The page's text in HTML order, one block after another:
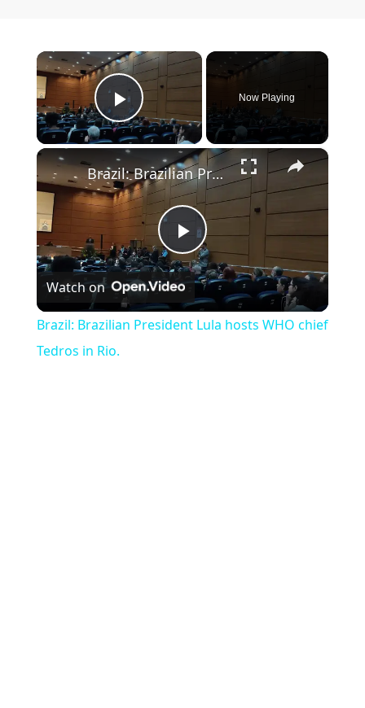
×
Play Video
Now Playing
×
Play Video
Brazil: Brazilian President Lula hosts WHO chief Tedros in Rio.
Watch on
Brazil: Brazilian President Lula hosts WHO chief
Tedros in Rio.